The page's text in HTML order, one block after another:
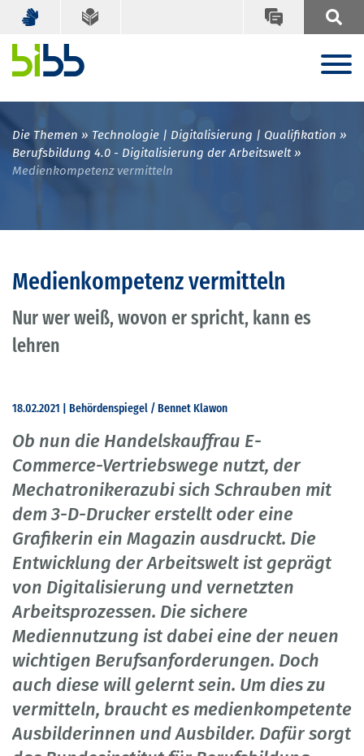
Die Themen
Technologie | Digitalisierung | Qualifikation
Berufsbildung 4.0 - Digitalisierung der Arbeitswelt
Medienkompetenz vermitteln
Medienkompetenz vermitteln
Nur wer weiß, wovon er spricht, kann es
lehren
18.02.2021 | Behördenspiegel / Bennet Klawon
Ob nun die Handelskauffrau E-
Commerce-Vertriebswege nutzt, der
Mechatronikerazubi sich Schrauben mit
dem 3-D-Drucker erstellt oder eine
Grafikerin ein Magazin ausdruckt. Die
Entwicklung der Arbeitswelt ist geprägt
von Digitalisierung und vernetzten
Arbeitsprozessen. Die sichere
Mediennutzung ist dabei eine der neuen
wichtigen Berufsanforderungen. Doch
auch diese will gelernt sein. Um dies zu
vermitteln, braucht es medienkompetente
Ausbilderinnen und Ausbilder. Dafür sorgt